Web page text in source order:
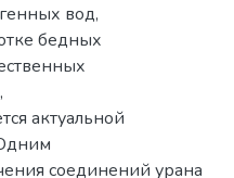
вод,
бедных
актуальной
соединений урана